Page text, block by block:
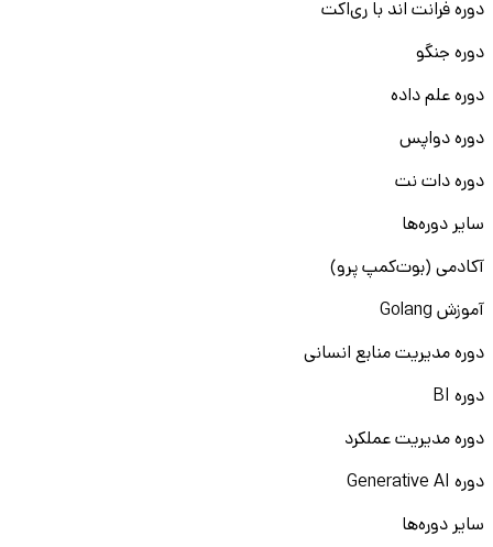
دوره فرانت اند با ری‌اکت
دوره جنگو
دوره علم داده
دوره دواپس
دوره دات نت
سایر دوره‌ها
آکادمی (بوت‌کمپ پرو)
آموزش Golang
دوره مدیریت منابع انسانی
دوره BI
دوره مدیریت عملکرد
دوره Generative AI
سایر دوره‌ها